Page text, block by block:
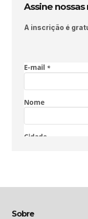
Assine
A inscrição é
Sobre